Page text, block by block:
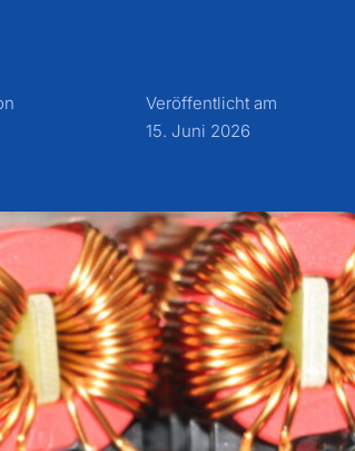
Veröffentlicht am
15. Juni 2026